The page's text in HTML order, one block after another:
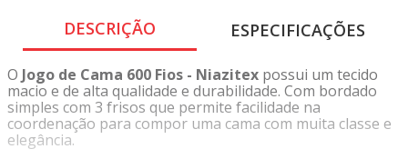
DESCRIÇÃO ESPECIFICAÇÕES
O Jogo de Cama 600 Fios - Niazitex possui um tecido
macio e de alta qualidade e durabilidade. Com bordado
simples com 3 frisos que permite facilidade na
coordenação para compor uma cama com muita classe e
elegância.